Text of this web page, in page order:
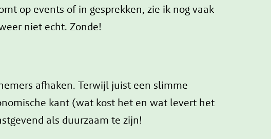
op events of in gesprekken, zie ik nog vaak
niet echt. Zonde!
afhaken. Terwijl juist een slimme
kant (wat kost het en wat levert het
als duurzaam te zijn!